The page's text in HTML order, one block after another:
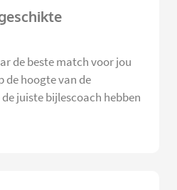
de beste match voor jou
de hoogte van de
juiste bijlescoach hebben